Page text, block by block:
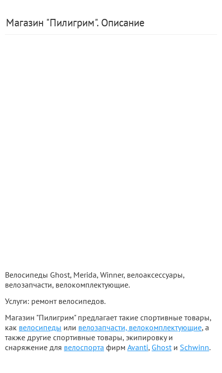
Магазин "Пилигрим". Описание
Велосипеды Ghost, Merida, Winner, велоаксессуары,
велозапчасти, велокомплектующие.
Услуги: ремонт велосипедов.
Магазин "Пилигрим" предлагает такие спортивные товары,
как велосипеды или велозапчасти, велокомплектующие, а
также другие спортивные товары, экипировку и
снаряжение для велоспорта фирм Avanti, Ghostи Schwinn.